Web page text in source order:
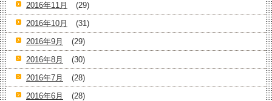
2016年11月
(29)
2016年10月
(31)
2016年9月
(29)
2016年8月
(30)
2016年7月
(28)
2016年6月
(28)